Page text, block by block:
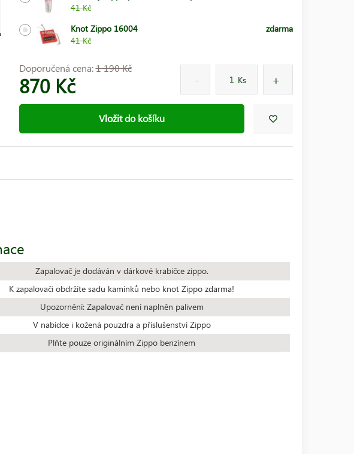
41 Kč
Knot Zippo 16004
41 Kč
zdarma
Doporučená cena:1 190 Kč
870 Kč Ks
Vložit do košíku
Zapalovač je dodáván v dárkové krabičce zippo.
K zapalovači obdržíte sadu kamínků nebo knot Zippo zdarma!
Upozornění: Zapalovač není naplněn palivem
V nabídce i kožená pouzdra a příslušenství Zippo
Plňte pouze originálním Zippo benzínem